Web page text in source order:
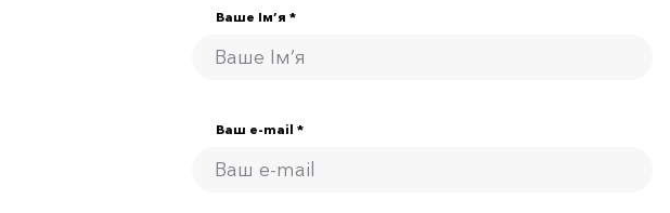
Ваше Ім’я *
Ваш e-mail *